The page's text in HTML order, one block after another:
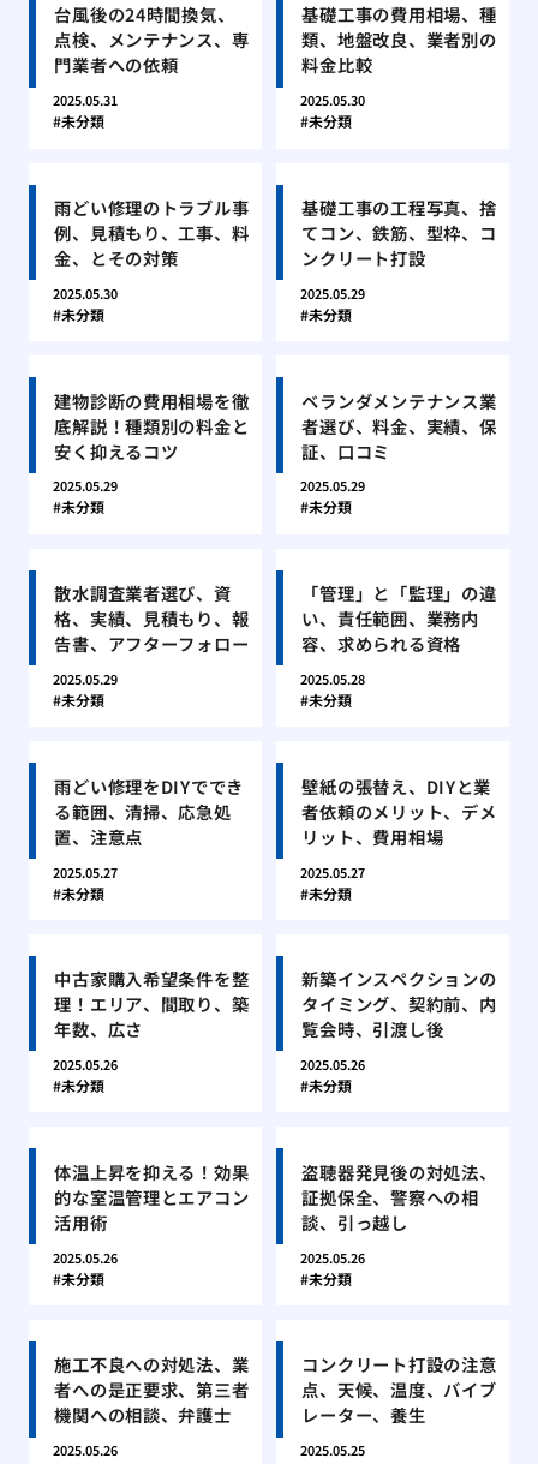
台風後の24時間換気、
点検、メンテナンス、専
門業者への依頼
2025.05.31
未分類
基礎工事の費用相場、種
類、地盤改良、業者別の
料金比較
2025.05.30
未分類
雨どい修理のトラブル事
例、見積もり、工事、料
金、とその対策
2025.05.30
未分類
基礎工事の工程写真、捨
てコン、鉄筋、型枠、コ
ンクリート打設
2025.05.29
未分類
建物診断の費用相場を徹
底解説！種類別の料金と
安く抑えるコツ
2025.05.29
未分類
ベランダメンテナンス業
者選び、料金、実績、保
証、口コミ
2025.05.29
未分類
散水調査業者選び、資
格、実績、見積もり、報
告書、アフターフォロー
2025.05.29
未分類
「管理」と「監理」の違
い、責任範囲、業務内
容、求められる資格
2025.05.28
未分類
雨どい修理をDIYででき
る範囲、清掃、応急処
置、注意点
2025.05.27
未分類
壁紙の張替え、DIYと業
者依頼のメリット、デメ
リット、費用相場
2025.05.27
未分類
中古家購入希望条件を整
理！エリア、間取り、築
年数、広さ
2025.05.26
未分類
新築インスペクションの
タイミング、契約前、内
覧会時、引渡し後
2025.05.26
未分類
体温上昇を抑える！効果
的な室温管理とエアコン
活用術
2025.05.26
未分類
盗聴器発見後の対処法、
証拠保全、警察への相
談、引っ越し
2025.05.26
未分類
施工不良への対処法、業
者への是正要求、第三者
機関への相談、弁護士
2025.05.26
コンクリート打設の注意
点、天候、温度、バイブ
レーター、養生
2025.05.25